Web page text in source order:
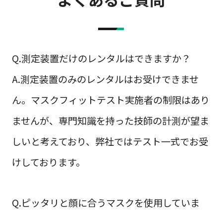
Q.測定装置だけのレンタルはできますか？
A.測定装置のみのレンタルはお受けできませ
ん。マスクフィットテスト実施者の制限はあり
ませんが、専門知識を持った技師の計測が望ま
しいと考えており、弊社ではテスト一式でお受
けしております。
Q.ピッタリと顔に合うマスクを使用していま